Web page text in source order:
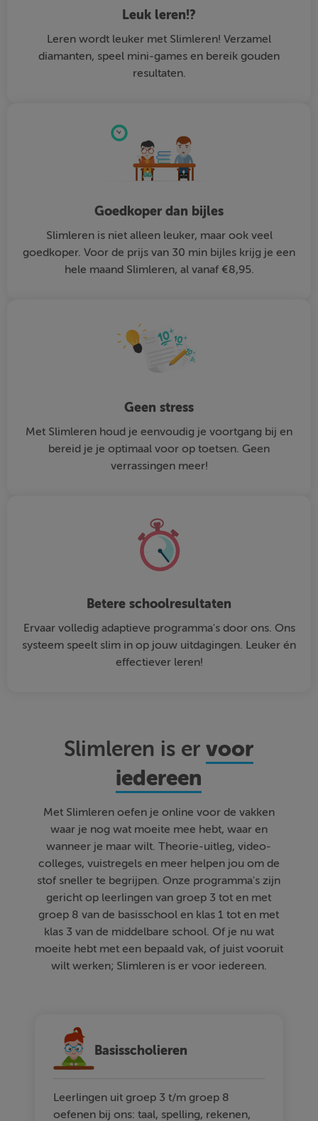
Leuk leren!?
Leren wordt leuker met Slimleren! Verzamel
diamanten, speel mini-games en bereik gouden
resultaten.
Goedkoper dan bijles
Slimleren is niet alleen leuker, maar ook veel
goedkoper. Voor de prijs van 30 min bijles krijg je een
hele maand Slimleren, al vanaf €8,95.
Geen stress
Met Slimleren houd je eenvoudig je voortgang bij en
bereid je je optimaal voor op toetsen. Geen
verrassingen meer!
Betere schoolresultaten
Ervaar volledig adaptieve programma's door ons. Ons
systeem speelt slim in op jouw uitdagingen. Leuker én
effectiever leren!
Slimleren is ervoor
iedereen
Met Slimleren oefen je online voor de vakken
waar je nog wat moeite mee hebt, waar en
wanneer je maar wilt. Theorie-uitleg, video-
colleges, vuistregels en meer helpen jou om de
stof sneller te begrijpen. Onze programma's zijn
gericht op leerlingen van groep 3 tot en met
groep 8 van de basisschool en klas 1 tot en met
klas 3 van de middelbare school. Of je nu wat
moeite hebt met een bepaald vak, of juist vooruit
wilt werken; Slimleren is er voor iedereen.
Basisscholieren
Leerlingen uit groep 3 t/m groep 8
oefenen bij ons: taal, spelling, rekenen,